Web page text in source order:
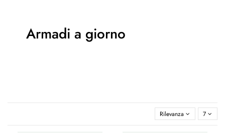
Armadi a giorno
Rilevanza 7